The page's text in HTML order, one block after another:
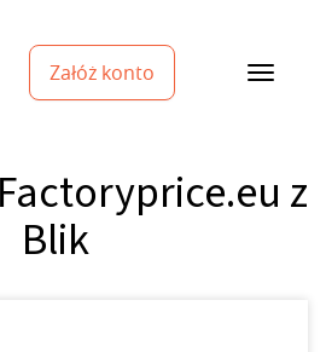
Załóż konto
z
Blik